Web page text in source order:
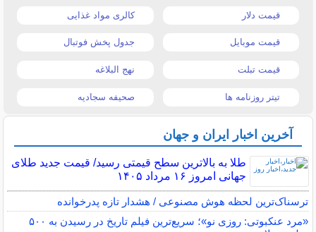
قیمت دلار کالری مواد غذایی
قیمت موبایل جدول پخش فوتبال
قیمت تبلت نهج البلاغه
تیتر روزنامه ها صحیفه سجادیه
آخرین اخبار ایران و جهان
طلا به بالاترین سطح قیمتی رسید/ قیمت جدید طلای
جهانی امروز ۱۶ مرداد ۱۴۰۵
ترسناک‌ترین لحظه هوش مصنوعی / هشدار تازه پدرخوانده
«مرد عنکبوتی: روزی نو»؛ سریع‌ترین فیلم تاریخ در رسیدن به ۵۰۰